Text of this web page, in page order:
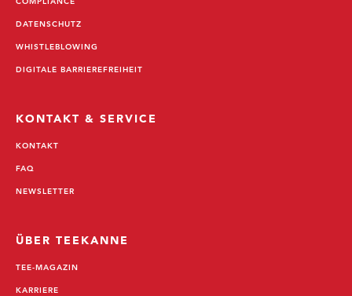
DATENSCHUTZ
WHISTLEBLOWING
DIGITALE BARRIEREFREIHEIT
KONTAKT & SERVICE
KONTAKT
FAQ
NEWSLETTER
ÜBER TEEKANNE
TEE-MAGAZIN
KARRIERE